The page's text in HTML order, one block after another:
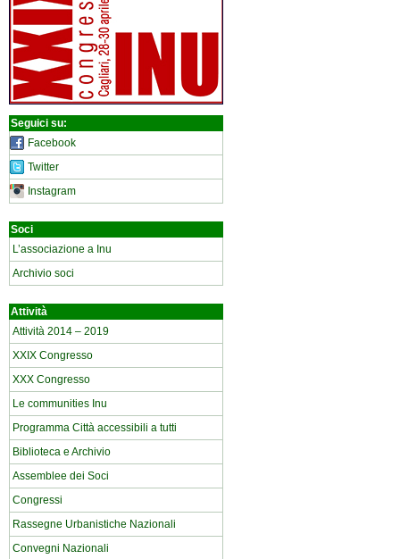
Seguici su:
Facebook
Twitter
Instagram
Soci
L’associazione a Inu
Archivio soci
Attività
Attività 2014 – 2019
XXIX Congresso
XXX Congresso
Le communities Inu
Programma Città accessibili a tutti
Biblioteca e Archivio
Assemblee dei Soci
Congressi
Rassegne Urbanistiche Nazionali
Convegni Nazionali